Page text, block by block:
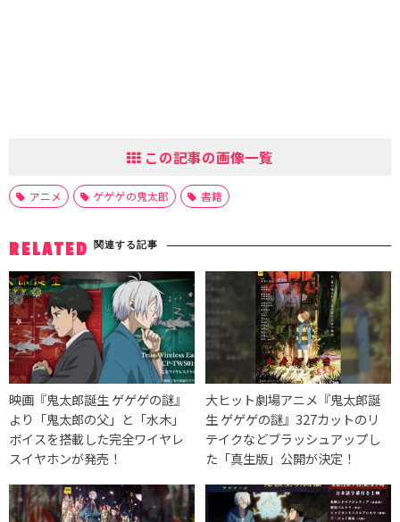
この記事の画像一覧
アニメ ゲゲゲの鬼太郎 書籍
RELATED 関連する記事
映画『鬼太郎誕生 ゲゲゲの謎』
より「鬼太郎の父」と「水木」
ボイスを搭載した完全ワイヤレ
スイヤホンが発売！
大ヒット劇場アニメ『鬼太郎誕
生 ゲゲゲの謎』327カットのリ
テイクなどブラッシュアップし
た「真生版」公開が決定！